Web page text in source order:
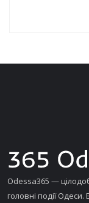
Odessa365 —
головні події